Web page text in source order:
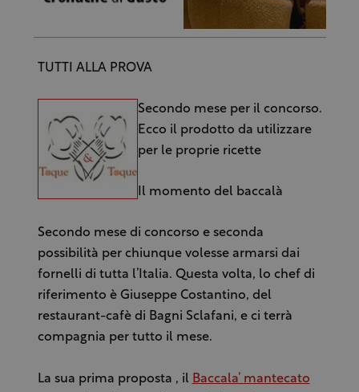
TUTTI ALLA PROVA
Secondo mese per il concorso.
Ecco il prodotto da utilizzare
per le proprie ricette
Il momento del baccalà
Secondo mese di concorso e seconda
possibilità per chiunque volesse armarsi dai
fornelli di tutta l’Italia. Questa volta, lo chef di
riferimento è Giuseppe Costantino, del
restaurant-cafè di Bagni Sclafani, e ci terrà
compagnia per tutto il mese.
La sua prima proposta , il Baccala’ mantecato